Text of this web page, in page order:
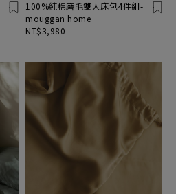
100%純棉磨毛雙人床包4件組-
mouggan home
NT$3,980